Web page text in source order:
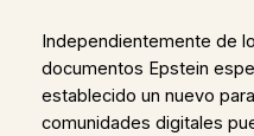
Independientemente de
documentos Epstein
establecido un nuevo
comunidades digitales